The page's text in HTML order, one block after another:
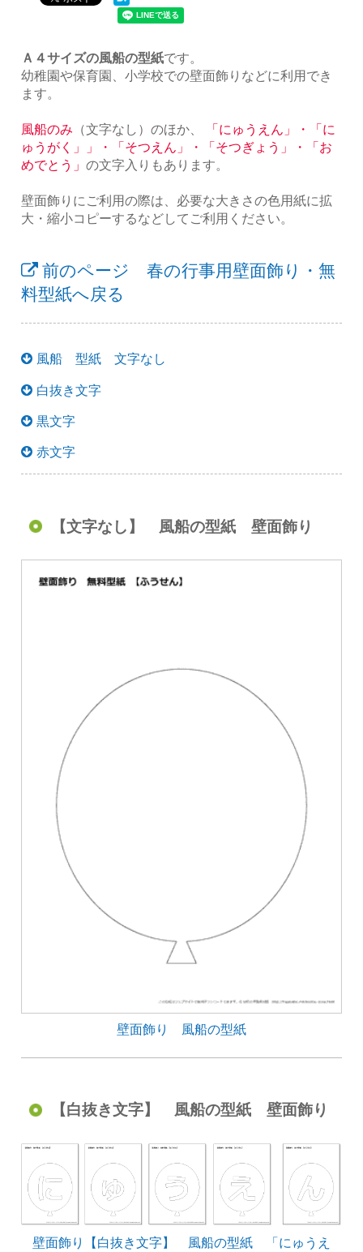
Ａ４サイズの風船の型紙です。
幼稚園や保育園、小学校での壁面飾りなどに利用でき
ます。
風船のみ （文字なし）のほか、
「にゅうえん」・「に
ゅうがく」」・「そつえん」・「そつぎょう」・「お
めでとう」の文字入りもあります。
壁面飾りにご利用の際は、必要な大きさの色用紙に拡
大・縮小コピーするなどしてご利用ください。
前のページ 春の行事用壁面飾り・無
料型紙へ戻る
風船 型紙 文字なし
白抜き文字
黒文字
赤文字
【文字なし】 風船の型紙 壁面飾り
壁面飾り 風船の型紙
【白抜き文字】 風船の型紙 壁面飾り
壁面飾り【白抜き文字】 風船の型紙 「にゅうえ